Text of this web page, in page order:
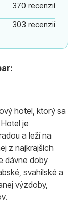
370 recenzií
303 recenzií
hotel, ktorý sa
je
a leží na
z najkrajších
dávne doby
svahilské a
výzdoby,